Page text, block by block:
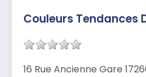
Couleurs Tendances
16 Rue Ancienne Gare